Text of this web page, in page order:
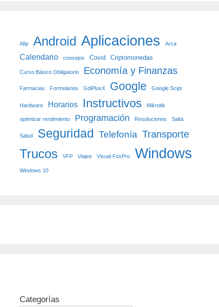
Afip Android Aplicaciones Arca
Calendario consejos Covid Criptomonedas
Curso Básico Obligatorio Economía y Finanzas
Farmacias Formularios GdiPlusX Google Google Scipt
Hardware Horarios Instructivos Mikrotik
optimizar rendimiento Programación Resoluciones Salta
Salud Seguridad Telefonía Transporte
Trucos VFP Viajes Visual FoxPro Windows
Windows 10
Categorías